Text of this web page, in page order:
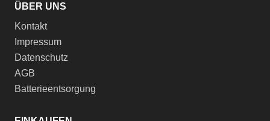
ÜBER UNS
Kontakt
Impressum
Datenschutz
AGB
Batterieentsorgung